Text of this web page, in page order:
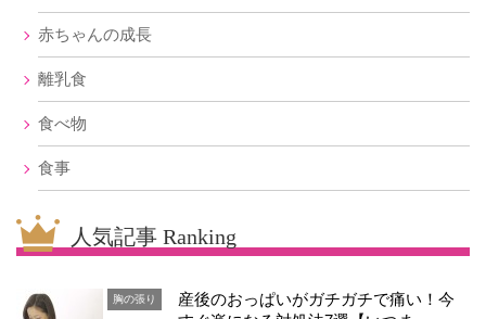
赤ちゃんの成長
離乳食
食べ物
食事
人気記事 Ranking
胸の張り
産後のおっぱいがガチガチで痛い！今